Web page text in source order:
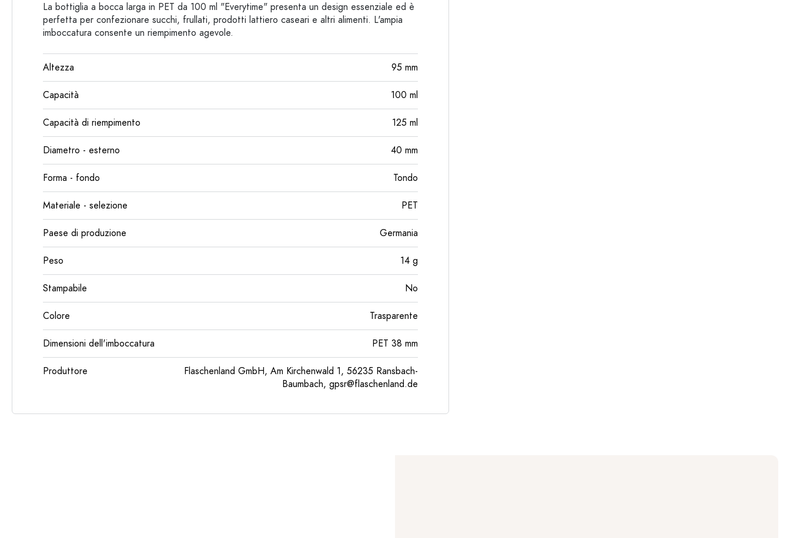
La bottiglia a bocca larga in PET da 100 ml "Everytime" presenta un design essenziale ed è
perfetta per confezionare succhi, frullati, prodotti lattiero caseari e altri alimenti. L'ampia
imboccatura consente un riempimento agevole.
Altezza 95 mm
Capacità 100 ml
Capacità di riempimento 125 ml
Diametro - esterno 40 mm
Forma - fondo Tondo
Materiale - selezione PET
Paese di produzione Germania
Peso 14 g
Stampabile No
Colore Trasparente
Dimensioni dell'imboccatura PET 38 mm
Produttore
Flaschenland GmbH, Am Kirchenwald 1, 56235 Ransbach-
Baumbach, gpsr@flaschenland.de